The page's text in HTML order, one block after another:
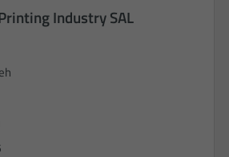
Industry SAL